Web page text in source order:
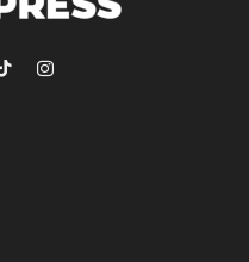
TikTokInstagram